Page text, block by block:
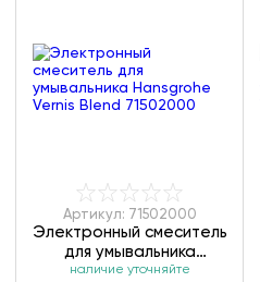
Артикул: 71502000
Электронный смеситель
для умывальника
Hansgrohe Vernis Blend
наличие уточняйте